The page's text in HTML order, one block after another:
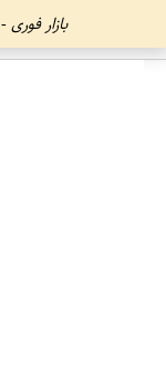
بازار